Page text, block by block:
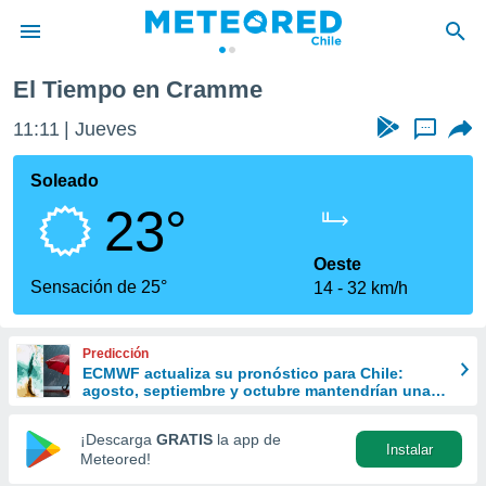
de
por
que se
calidad.
a este
las
y
forma
digital
basada
El Tiempo en Cramme
11:11 Jueves ...
Soleado
23°
Sensación de 25°
Oeste
14
32 km/h
Predicción
ECMWF actualiza su pronóstico para Chile:
agosto, septiembre y octubre mantendrían una
¡Descarga GRATIS la app de
Meteored!
Instalar